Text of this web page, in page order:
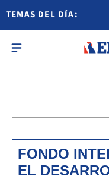
TEMAS DEL DÍA:
FONDO
EL